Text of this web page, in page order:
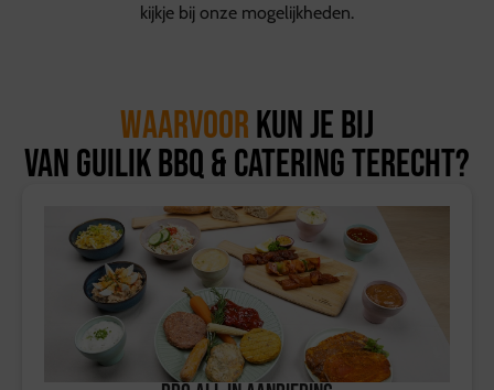
kijkje bij onze mogelijkheden.
Waarvoorkun je bij
van Guilik BBQ & Catering terecht?